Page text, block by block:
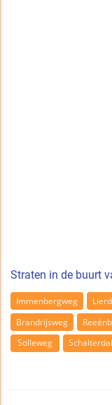
Straten in de buurt
Immenbergweg
Brandrijsweg
Solleweg